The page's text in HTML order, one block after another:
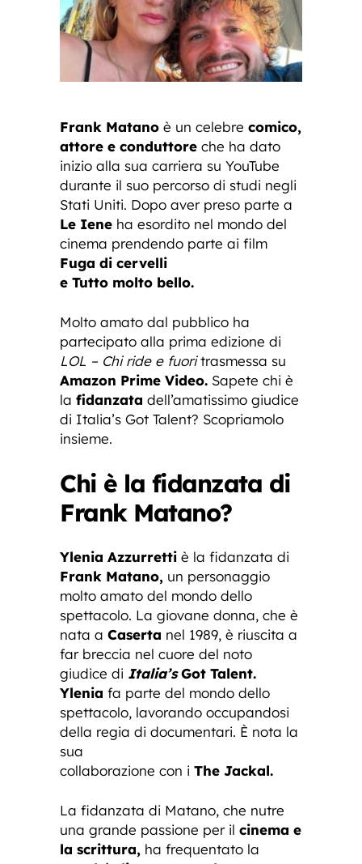
Frank Matano è un celebre comico,
attore e conduttore che ha dato
inizio alla sua carriera su YouTube
durante il suo percorso di studi negli
Stati Uniti. Dopo aver preso parte a
Le Iene ha esordito nel mondo del
cinema prendendo parte ai film
Fuga di cervelli
e Tutto molto bello.
Molto amato dal pubblico ha
partecipato alla prima edizione di
LOL – Chi ride e fuoritrasmessa su
Amazon Prime Video. Sapete chi è
la fidanzata dell’amatissimo giudice
di Italia’s Got Talent? Scopriamolo
insieme.
Chi è la fidanzata di
Frank Matano?
Ylenia Azzurretti è la fidanzata di
Frank Matano, un personaggio
molto amato del mondo dello
spettacolo. La giovane donna, che è
nata a Caserta nel 1989, è riuscita a
far breccia nel cuore del noto
giudice di Italia’sGot Talent.
Ylenia fa parte del mondo dello
spettacolo, lavorando occupandosi
della regia di documentari. È nota la
sua
collaborazione con i The Jackal.
La fidanzata di Matano, che nutre
una grande passione per il cinema e
la scrittura, ha frequentato la